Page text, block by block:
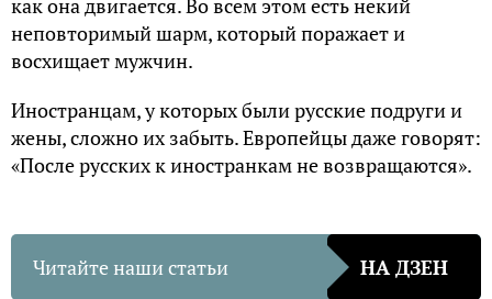
как она двигается. Во всем этом есть некий
неповторимый шарм, который поражает и
восхищает мужчин.
Иностранцам, у которых были русские подруги и
жены, сложно их забыть. Европейцы даже говорят:
«После русских к иностранкам не возвращаются».
Читайте наши статьи НА ДЗЕН